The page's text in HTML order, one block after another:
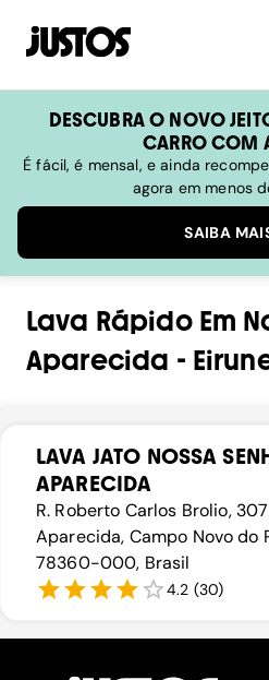
DESCUBRA O NOVO
CARRO COM
É fácil, é mensal, e ainda
agora em menos
SAIBA
Lava RápidoEm
Aparecida -
LAVA JATO NOSSA
APARECIDA
R. Roberto Carlos Brolio,
Aparecida, Campo Novo do
78360-000, Brasil
4.2 (30)